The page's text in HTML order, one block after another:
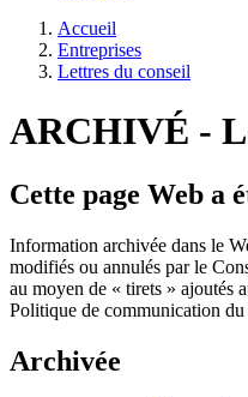
Accueil
Entreprises
Lettres du conseil
ARCHIVÉ -
Cette page Web a
Information archivée dans le
modifiés ou annulés par le
au moyen de « tirets » ajoutés
Politique de communication
Archivée